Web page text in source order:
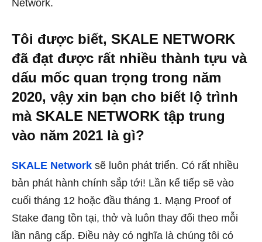
Network.
Tôi được biết, SKALE NETWORK
đã đạt được rất nhiều thành tựu và
dấu mốc quan trọng trong năm
2020, vậy xin bạn cho biết lộ trình
mà SKALE NETWORK tập trung
vào năm 2021 là gì?
SKALE Network sẽ luôn phát triển. Có rất nhiều
bản phát hành chính sắp tới! Lần kế tiếp sẽ vào
cuối tháng 12 hoặc đầu tháng 1. Mạng Proof of
Stake đang tồn tại, thở và luôn thay đổi theo mỗi
lần nâng cấp. Điều này có nghĩa là chúng tôi có